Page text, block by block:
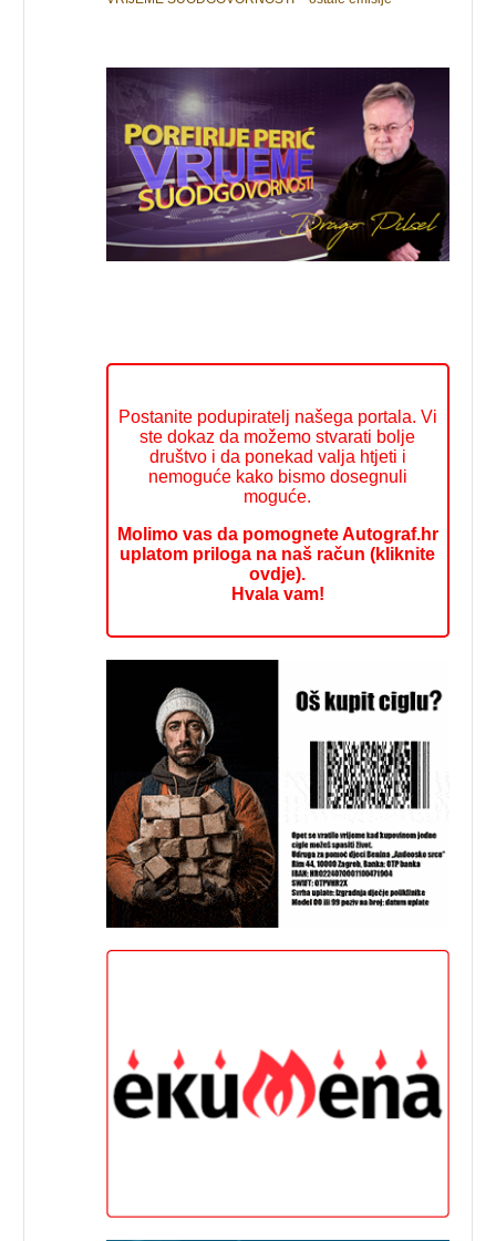
Postanite podupiratelj našega portala. Vi
ste dokaz da možemo stvarati bolje
društvo i da ponekad valja htjeti i
nemoguće kako bismo dosegnuli
moguće.
Molimo vas da pomognete Autograf.hr
uplatom priloga na naš račun (kliknite
ovdje).
Hvala vam!